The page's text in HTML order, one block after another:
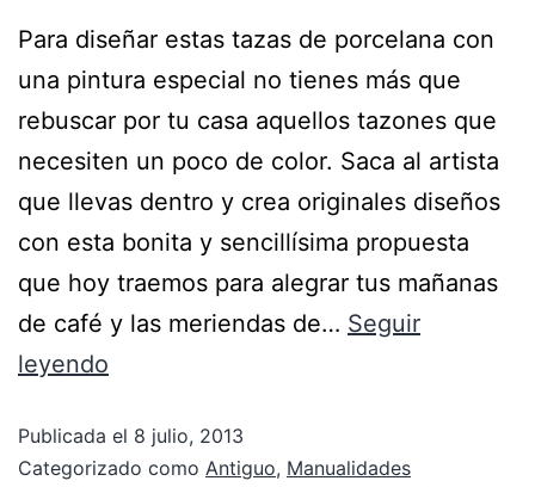
Para diseñar estas tazas de porcelana con
una pintura especial no tienes más que
rebuscar por tu casa aquellos tazones que
necesiten un poco de color. Saca al artista
que llevas dentro y crea originales diseños
con esta bonita y sencillísima propuesta
que hoy traemos para alegrar tus mañanas
de café y las meriendas de… Seguir
leyendo
Publicada el 8 julio, 2013
Categorizado como Antiguo, Manualidades